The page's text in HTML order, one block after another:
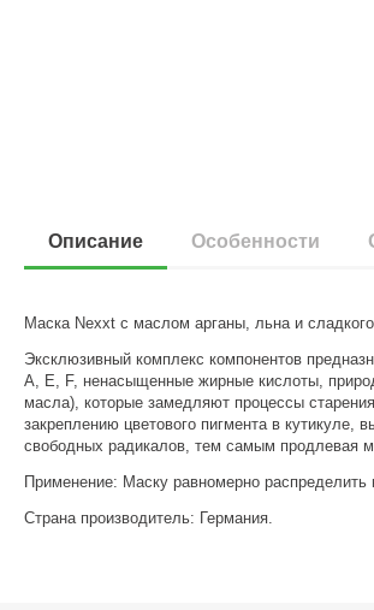
Описание Особенности
Маска Nexxt с маслом арганы, льна и
Эксклюзивный комплекс компонентов
А, Е, F, ненасыщенные жирные кислоты,
масла), которые замедляют процессы
закреплению цветового пигмента в
свободных радикалов, тем самым продлевая
Применение: Маску равномерно
Страна производитель: Германия.